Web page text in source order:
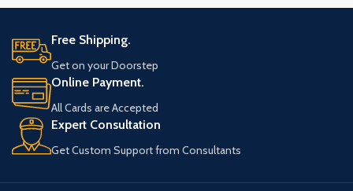
Free Shipping.
Get on your Doorstep
Online Payment.
All Cards are Accepted
Expert Consultation
Get Custom Support from Consultants